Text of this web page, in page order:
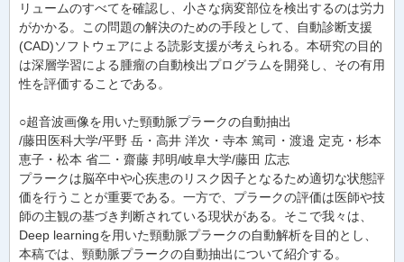
リュームのすべてを確認し、小さな病変部位を検出するのは労力
がかかる。この問題の解決のための手段として、自動診断支援
(CAD)ソフトウェアによる読影支援が考えられる。本研究の目的
は深層学習による腫瘤の自動検出プログラムを開発し、その有用
性を評価することである。
○超音波画像を用いた頸動脈プラークの自動抽出
/藤田医科大学/平野 岳・高井 洋次・寺本 篤司・渡邉 定克・杉本
恵子・松本 省二・齋藤 邦明/岐阜大学/藤田 広志
プラークは脳卒中や心疾患のリスク因子となるため適切な状態評
価を行うことが重要である。一方で、プラークの評価は医師や技
師の主観の基づき判断されている現状がある。そこで我々は、
Deep learningを用いた頸動脈プラークの自動解析を目的とし、
本稿では、頸動脈プラークの自動抽出について紹介する。